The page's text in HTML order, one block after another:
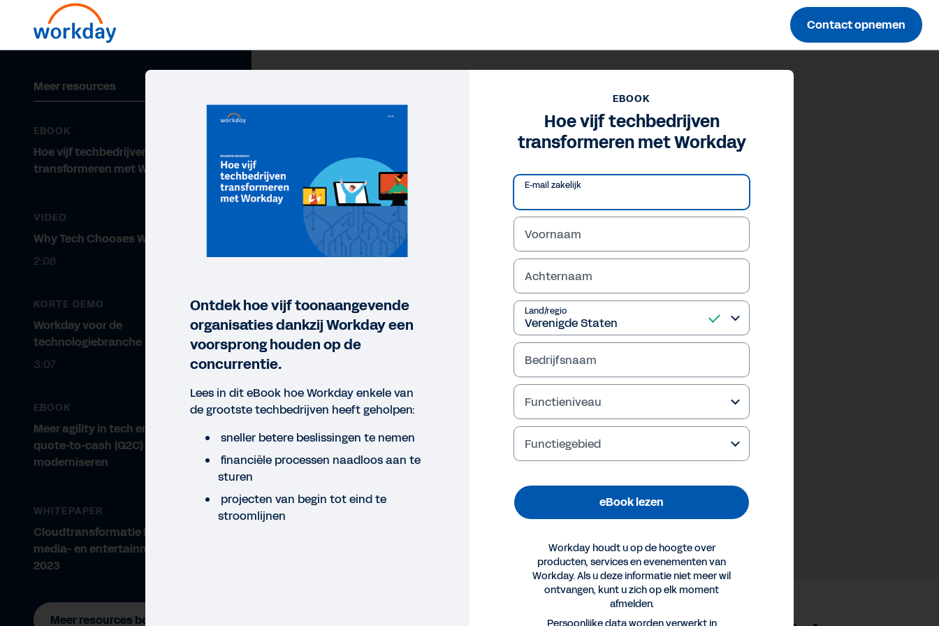
Contact opnemen
Meer resources
EBOOK
Hoe vijf techbedrijven
transformeren met Workday
VIDEO
Why Tech Chooses Workday
2:08
KORTE DEMO
Workday voor de
technologiebranche
3:07
EBOOK
Meer agility in tech en media:
quote-to-cash (Q2C)
moderniseren
WHITEPAPER
Cloudtransformatie in de tech-,
media- en entertainmentsector
2023
Meer resources bekijken
EBOOK
Hoe vijf techbedrijven
transformeren met Workday
E-mail zakelijk
Voornaam
Achternaam
Land/regio
Bedrijfsnaam
Functieniveau
Functiegebied
eBook lezen
Workday houdt u op de hoogte over
producten, services en evenementen van
Workday. Als u deze informatie niet meer wil
ontvangen, kunt u zich op elk moment
afmelden.
Ontdek hoe vijf toonaangevende
organisaties dankzij Workday een
voorsprong houden op de
concurrentie.
Lees in dit eBook hoe Workday enkele van
de grootste techbedrijven heeft geholpen:
sneller betere beslissingen te nemen
financiële processen naadloos aan te
sturen
projecten van begin tot eind te
stroomlijnen